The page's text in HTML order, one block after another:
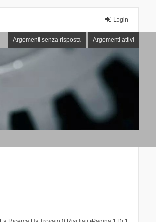
Login
Argomenti senza risposta Argomenti attivi